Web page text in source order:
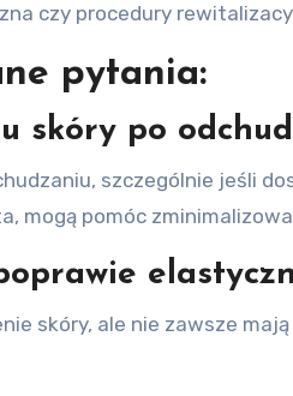
czy procedury
pytania:
skóry po
szczególnie jeśli
mogą pomóc
skóry, ale nie zawsze